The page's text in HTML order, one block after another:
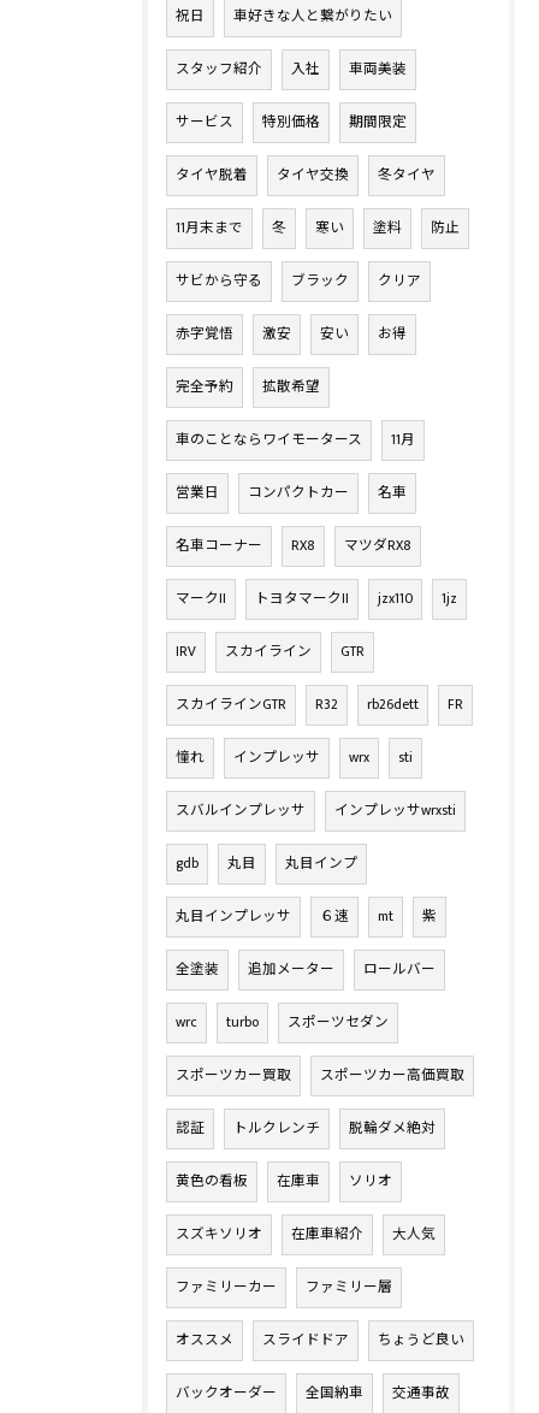
祝日 車好きな人と繋がりたい
スタッフ紹介 入社 車両美装
サービス 特別価格 期間限定
タイヤ脱着 タイヤ交換 冬タイヤ
11月末まで 冬 寒い 塗料 防止
サビから守る ブラック クリア
赤字覚悟 激安 安い お得
完全予約 拡散希望
車のことならワイモータース 11月
営業日 コンパクトカー 名車
名車コーナー RX8 マツダRX8
マークII トヨタマークII jzx110 1jz
IRV スカイライン GTR
スカイラインGTR R32 rb26dett FR
憧れ インプレッサ wrx sti
スバルインプレッサ インプレッサwrxsti
gdb 丸目 丸目インプ
丸目インプレッサ ６速 mt 紫
全塗装 追加メーター ロールバー
wrc turbo スポーツセダン
スポーツカー買取 スポーツカー高価買取
認証 トルクレンチ 脱輪ダメ絶対
黄色の看板 在庫車 ソリオ
スズキソリオ 在庫車紹介 大人気
ファミリーカー ファミリー層
オススメ スライドドア ちょうど良い
バックオーダー 全国納車 交通事故